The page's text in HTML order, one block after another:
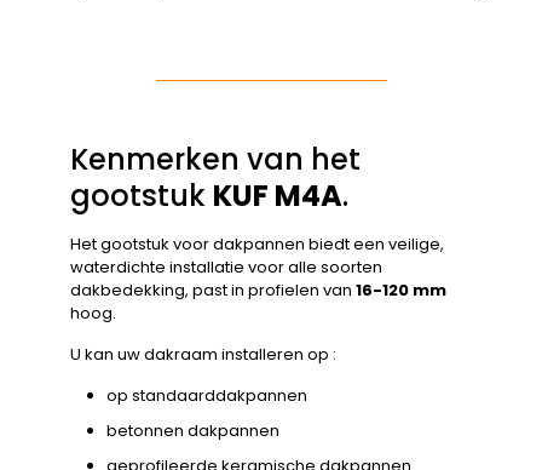
Kenmerken van het
gootstuk KUF M4A.
Het gootstuk voor dakpannen biedt een veilige,
waterdichte installatie voor alle soorten
dakbedekking, past in profielen van 16-120 mm
hoog.
U kan uw dakraam installeren op :
op standaarddakpannen
betonnen dakpannen